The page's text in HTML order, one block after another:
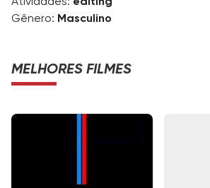
Atividades: editing
Gênero: Masculino
MELHORES FILMES